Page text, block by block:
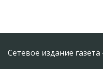
Сетевое издание